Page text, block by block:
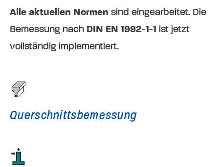
Alle aktuellen Normen sind eingearbeitet. Die
Bemessung nach DIN EN 1992-1-1 ist jetzt
vollständig implementiert.
Querschnitts­bemessung